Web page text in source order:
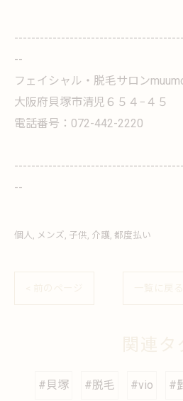
--
フェイシャル・脱毛サロン
大阪府貝塚市清児６５４−４５
電話番号：072-442-2220
--
個人 メンズ 子供 介護 都度払い
#貝塚 #脱毛 #vio #